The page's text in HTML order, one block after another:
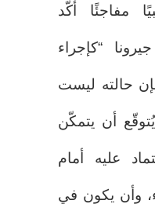
مفاجئًا أكّد
“كإجراء
حالته ليست
يُتوقّع أن يتمكّن
عليه أمام
وأن يكون في